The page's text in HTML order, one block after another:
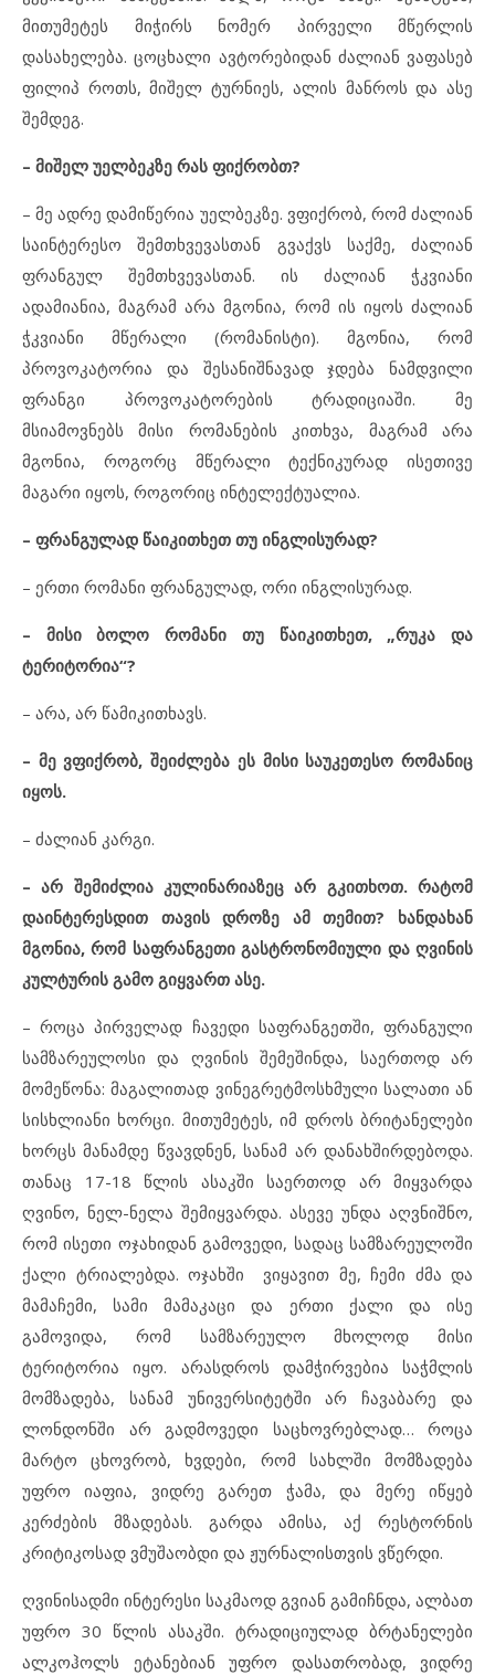
მითუმეტეს მიჭირს ნომერ პირველი მწერლის
დასახელება. ცოცხალი ავტორებიდან ძალიან ვაფასებ
ფილიპ როთს, მიშელ ტურნიეს, ალის მანროს და ასე
შემდეგ.
– მიშელ უელბეკზე რას ფიქრობთ?
– მე ადრე დამიწერია უელბეკზე. ვფიქრობ, რომ ძალიან
საინტერესო შემთხვევასთან გვაქვს საქმე, ძალიან
ფრანგულ შემთხვევასთან. ის ძალიან ჭკვიანი
ადამიანია, მაგრამ არა მგონია, რომ ის იყოს ძალიან
ჭკვიანი მწერალი (რომანისტი). მგონია, რომ
პროვოკატორია და შესანიშნავად ჯდება ნამდვილი
ფრანგი პროვოკატორების ტრადიციაში. მე
მსიამოვნებს მისი რომანების კითხვა, მაგრამ არა
მგონია, როგორც მწერალი ტექნიკურად ისეთივე
მაგარი იყოს, როგორიც ინტელექტუალია.
– ფრანგულად წაიკითხეთ თუ ინგლისურად?
– ერთი რომანი ფრანგულად, ორი ინგლისურად.
– მისი ბოლო რომანი თუ წაიკითხეთ, „რუკა და
ტერიტორია“?
– არა, არ წამიკითხავს.
– მე ვფიქრობ, შეიძლება ეს მისი საუკეთესო რომანიც
იყოს.
– ძალიან კარგი.
– არ შემიძლია კულინარიაზეც არ გკითხოთ. რატომ
დაინტერესდით თავის დროზე ამ თემით? ხანდახან
მგონია, რომ საფრანგეთი გასტრონომიული და ღვინის
კულტურის გამო გიყვართ ასე.
– როცა პირველად ჩავედი საფრანგეთში, ფრანგული
სამზარეულოსი და ღვინის შემეშინდა, საერთოდ არ
მომეწონა: მაგალითად ვინეგრეტმოსხმული სალათი ან
სისხლიანი ხორცი. მითუმეტეს, იმ დროს ბრიტანელები
ხორცს მანამდე წვავდნენ, სანამ არ დანახშირდებოდა.
თანაც 17-18 წლის ასაკში საერთოდ არ მიყვარდა
ღვინო, ნელ-ნელა შემიყვარდა. ასევე უნდა აღვნიშნო,
რომ ისეთი ოჯახიდან გამოვედი, სადაც სამზარეულოში
ქალი ტრიალებდა. ოჯახში ვიყავით მე, ჩემი ძმა და
მამაჩემი, სამი მამაკაცი და ერთი ქალი და ისე
გამოვიდა, რომ სამზარეულო მხოლოდ მისი
ტერიტორია იყო. არასდროს დამჭირვებია საჭმლის
მომზადება, სანამ უნივერსიტეტში არ ჩავაბარე და
ლონდონში არ გადმოვედი საცხოვრებლად… როცა
მარტო ცხოვრობ, ხვდები, რომ სახლში მომზადება
უფრო იაფია, ვიდრე გარეთ ჭამა, და მერე იწყებ
კერძების მზადებას. გარდა ამისა, აქ რესტორნის
კრიტიკოსად ვმუშაობდი და ჟურნალისთვის ვწერდი.
ღვინისადმი ინტერესი საკმაოდ გვიან გამიჩნდა, ალბათ
უფრო 30 წლის ასაკში. ტრადიციულად ბრტანელები
ალკოჰოლს ეტანებიან უფრო დასათრობად, ვიდრე